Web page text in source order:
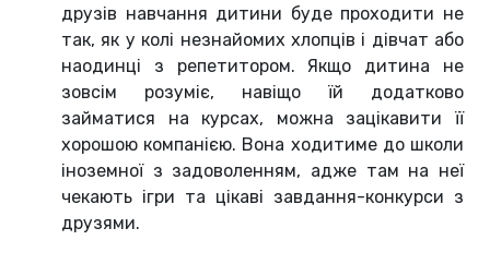
друзів навчання дитини буде проходити не
так, як у колі незнайомих хлопців і дівчат або
наодинці з репетитором. Якщо дитина не
зовсім розуміє, навіщо їй додатково
займатися на курсах, можна зацікавити її
хорошою компанією. Вона ходитиме до школи
іноземної з задоволенням, адже там на неї
чекають ігри та цікаві завдання-конкурси з
друзями.